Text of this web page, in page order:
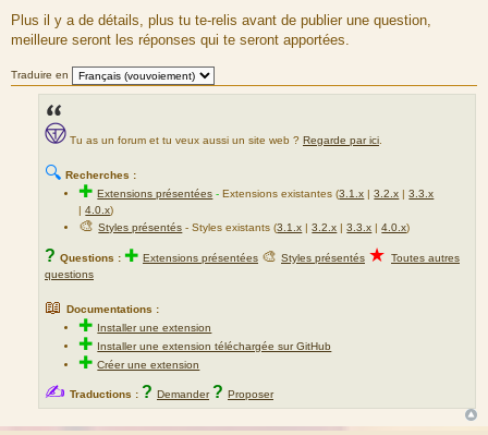
Plus il y a de détails, plus tu te-relis avant de publier une question,
meilleure seront les réponses qui te seront apportées.
Traduire en
Tu as un forum et tu veux aussi un site web ? Regarde par ici.
🔍 Recherches :
✚Extensions présentées -Extensions existantes (3.1.x |3.2.x |3.3.x
|4.0.x)
🎨Styles présentés - Styles existants (3.1.x |3.2.x |3.3.x |4.0.x)
? Questions : ✚ Extensions présentées 🎨 Styles présentés ★ Toutes autres
questions
📖 Documentations :
✚ Installer une extension
✚ Installer une extension téléchargée sur GitHub
✚Créer une extension
✍ Traductions : ? Demander ? Proposer